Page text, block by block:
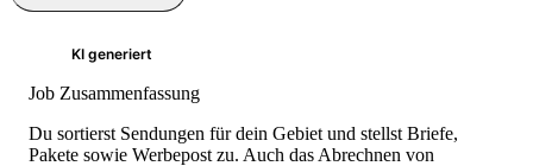
KI generiert
Job Zusammenfassung
Du sortierst Sendungen für dein Gebiet und stellst Briefe,
Pakete sowie Werbepost zu. Auch das Abrechnen von